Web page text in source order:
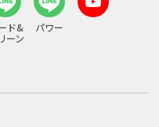
ド&
ーン
パワー